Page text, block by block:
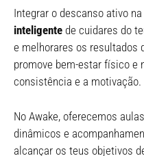
Integrar o descanso ativo
inteligente de cuidares do
e melhorares os resultados
promove bem-estar físico e
consistência e a motivação.
No Awake, oferecemos
dinâmicos e
alcançar os teus objetivos